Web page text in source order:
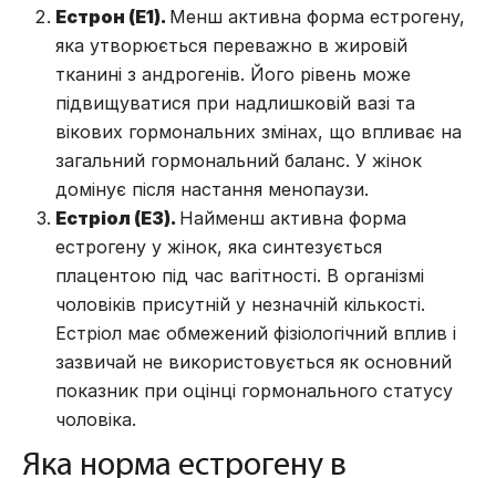
Естрон (E1). Менш активна форма естрогену,
яка утворюється переважно в жировій
тканині з андрогенів. Його рівень може
підвищуватися при надлишковій вазі та
вікових гормональних змінах, що впливає на
загальний гормональний баланс. У жінок
домінує після настання менопаузи.
Естріол (E3). Найменш активна форма
естрогену у жінок, яка синтезується
плацентою під час вагітності. В організмі
чоловіків присутній у незначній кількості.
Естріол має обмежений фізіологічний вплив і
зазвичай не використовується як основний
показник при оцінці гормонального статусу
чоловіка.
Яка норма естрогену в